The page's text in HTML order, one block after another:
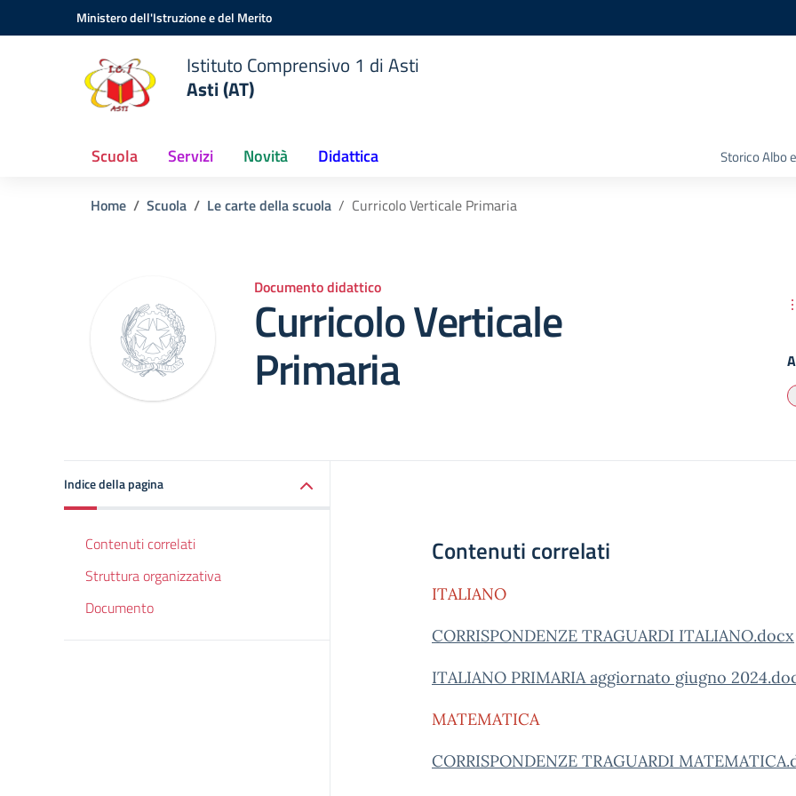
Vai ai contenuti
Vai al menu di navigazioneMinistero dell'Istruzione e del Merito
Istituto Comprensivo 1 di Asti
Asti (AT)
Scuola Servizi Novità Didattica Storico Albo
Home Scuola Le carte della scuola Curricolo Verticale Primaria
Documento didattico
Curricolo Verticale
Primaria
Indice della pagina
Contenuti correlati
Struttura organizzativa
Documento
Contenuti correlati
ITALIANO
CORRISPONDENZE TRAGUARDI ITALIANO.docx
ITALIANO PRIMARIA aggiornato giugno
MATEMATICA
CORRISPONDENZE TRAGUARDI